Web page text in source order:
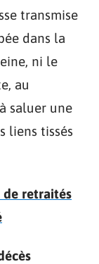
transmise
dans la
ni le
au
saluer une
liens tissés
de retraités